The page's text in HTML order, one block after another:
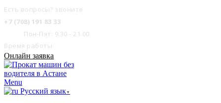
Есть вопросы? звоните
+7 (708) 191 83 33
Пон-Пят: 9.30 - 21.00
Время работы
Онлайн заявка
Menu
Русский язык ▼